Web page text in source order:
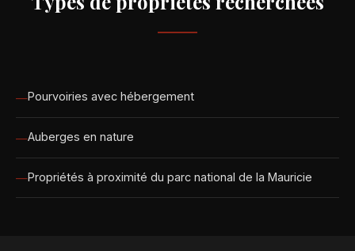
Pourvoiries avec hébergement
Auberges en nature
Propriétés à proximité du parc national de la Mauricie